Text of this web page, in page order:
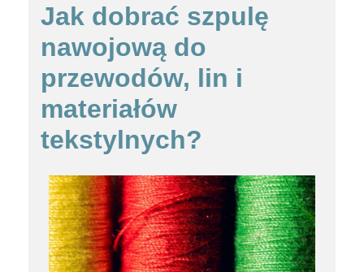
Jak dobrać szpulę
nawojową do
przewodów, lin i
materiałów
tekstylnych?